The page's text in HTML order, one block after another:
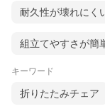
耐久性が壊れにく
組立てやすさが簡
キーワード
折りたたみチェア